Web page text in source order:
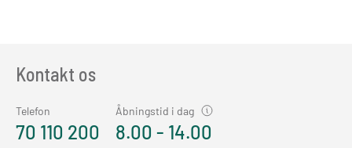
Kontakt os
Telefon
70 110 200
Åbningstid i dag
8.00 - 14.00